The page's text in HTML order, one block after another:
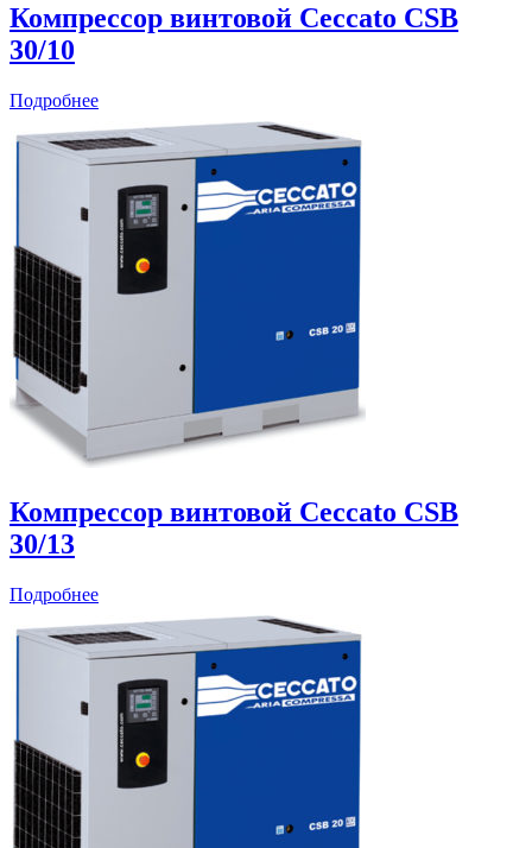
Компрессор винтовой Ceccato CSB
30/10
Подробнее
Компрессор винтовой Ceccato CSB
30/13
Подробнее